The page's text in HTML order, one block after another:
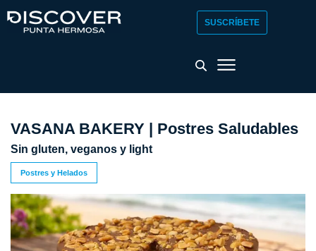
SUSCRÍBETE
VASANA BAKERY | Postres Saludables
Sin gluten, veganos y light
Postres y Helados